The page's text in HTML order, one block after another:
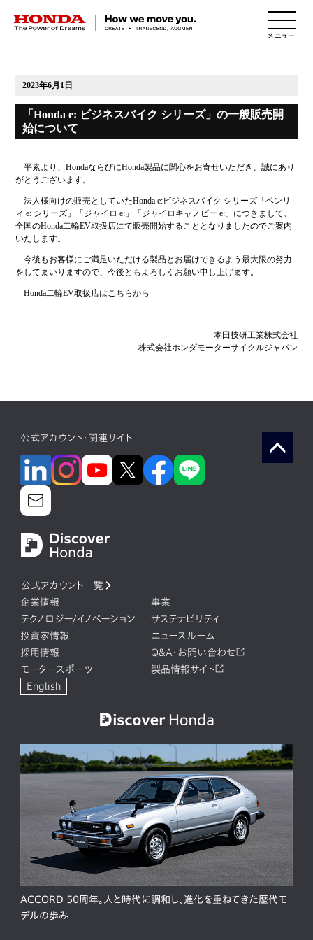
HONDA The Power of Dreams
2023年6月1日
「Honda e: ビジネスバイク シリーズ」の一般販売開
始について
平素より、HondaならびにHonda製品に関心をお寄せいただき、誠にあり
がとうございます。
法人様向けの販売としていたHonda e:ビジネスバイク シリーズ「ベンリ
ィ e: シリーズ」「ジャイロ e:」「ジャイロキャノピー e:」につきまして、
全国のHonda二輪EV取扱店にて販売開始することとなりましたのでご案内
いたします。
今後もお客様にご満足いただける製品とお届けできるよう最大限の努力
をしてまいりますので、今後ともよろしくお願い申し上げます。
Honda二輪EV取扱店はこちらから
本田技研工業株式会社
株式会社ホンダモーターサイクルジャパン
公式アカウント・関連サイト
公式アカウント一覧
企業情報
事業
テクノロジー/イノベーション
サステナビリティ
投資家情報
ニュースルーム
採用情報
Q&A・お問い合わせ
モータースポーツ
製品情報サイト
English
ACCORD 50周年。人と時代に調和し、進化を重ねてきた歴代モ
デルの歩み